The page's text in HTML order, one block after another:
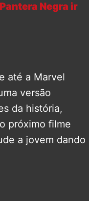
Negra ir
até a Marvel
versão
da história,
próximo filme
a jovem dando